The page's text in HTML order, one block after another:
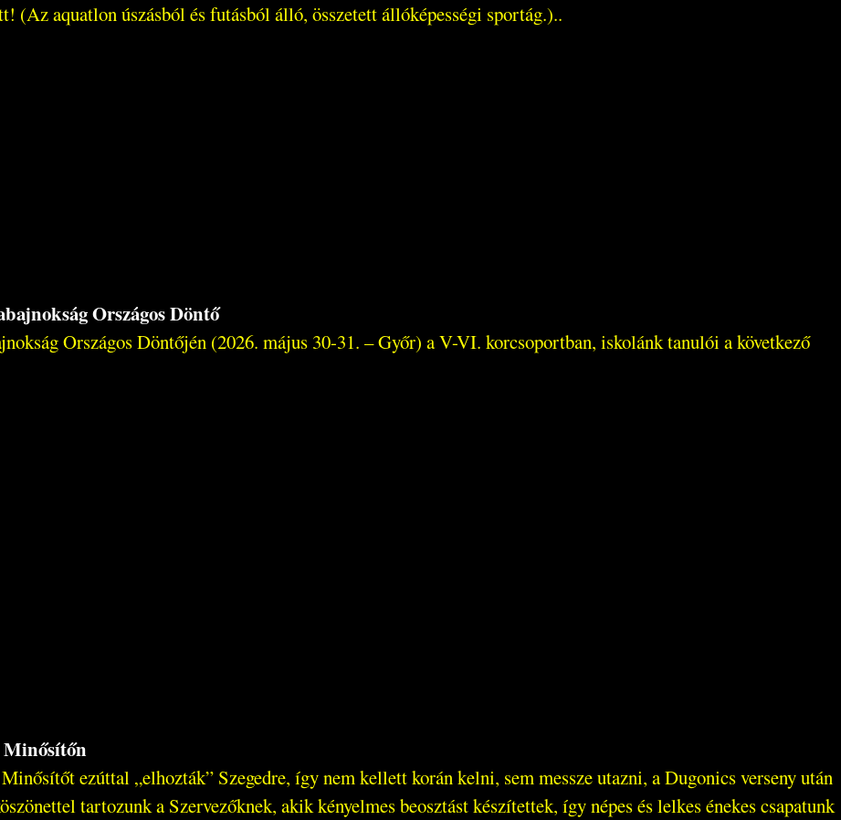
(Az aquatlon úszásból és futásból álló, összetett állóképességi sportág.)..
Országos Döntő
Országos Döntőjén (2026. május 30-31. – Győr) a V-VI. korcsoportban, iskolánk tanulói a következő
Minősítőn
ezúttal „elhozták” Szegedre, így nem kellett korán kelni, sem messze utazni, a Dugonics verseny után
tartozunk a Szervezőknek, akik kényelmes beosztást készítettek, így népes és lelkes énekes csapatunk